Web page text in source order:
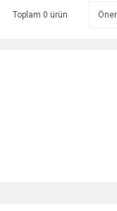
Toplam 0 ürün